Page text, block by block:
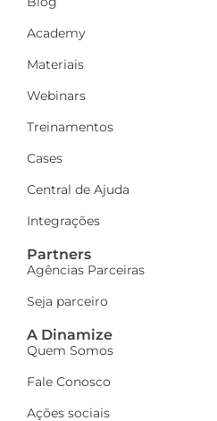
Academy
Materiais
Webinars
Treinamentos
Cases
Central de Ajuda
Integrações
Partners
Agências Parceiras
Seja parceiro
A Dinamize
Quem Somos
Fale Conosco
Ações sociais